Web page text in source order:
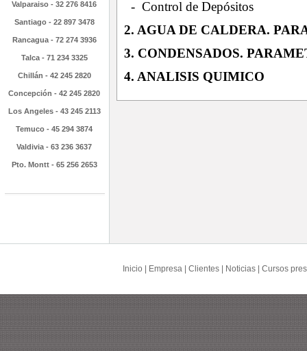
Valparaiso - 32 276 8416
Santiago - 22 897 3478
Rancagua - 72 274 3936
Talca - 71 234 3325
Chillán - 42 245 2820
Concepción - 42 245 2820
Los Angeles - 43 245 2113
Temuco - 45 294 3874
Valdivia - 63 236 3637
Pto. Montt - 65 256 2653
- Control de Depósitos
2. AGUA DE CALDERA.
3. CONDENSADOS.
4. ANALISIS QUIMICO
Inicio Empresa Clientes Noticias Cursos